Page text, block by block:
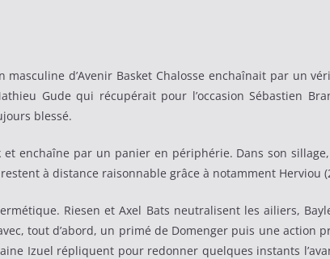
d’Avenir Basket Chalosse enchaînait par un
Gude qui récupérait pour l’occasion Sébastien
blessé.
enchaîne par un panier en périphérie. Dans son
à distance raisonnable grâce à notamment Herviou
Riesen et Axel Bats neutralisent les ailiers,
tout d’abord, un primé de Domenger puis une action
Izuel répliquent pour redonner quelques instants